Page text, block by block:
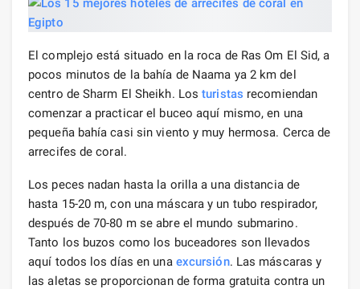
El complejo está situado en la roca de Ras Om El Sid, a
pocos minutos de la bahía de Naama ya 2 km del
centro de Sharm El Sheikh. Losturistas recomiendan
comenzar a practicar el buceo aquí mismo, en una
pequeña bahía casi sin viento y muy hermosa. Cerca de
arrecifes de coral.
Los peces nadan hasta la orilla a una distancia de
hasta 15-20 m, con una máscara y un tubo respirador,
después de 70-80 m se abre el mundo submarino.
Tanto los buzos como los buceadores son llevados
aquí todos los días en una excursión. Las máscaras y
las aletas se proporcionan de forma gratuita contra un